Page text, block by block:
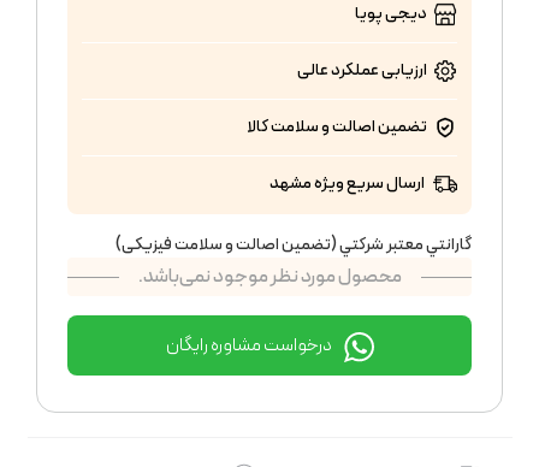
دیجی پویا
ارزیابی عملکردعالی
تضمین اصالت و سلامت کالا
ارسال سریع ویژه مشهد
گارانتي معتبر شركتي (تضمين اصالت و سلامت فیزیکی)
محصول مورد نظر موجود نمی‌باشد.
درخواست مشاوره رایگان